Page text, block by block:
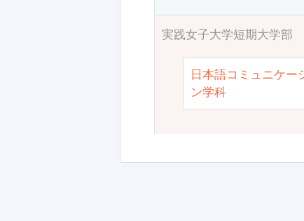
実践女子大学短期大学部
日本語コミュニケー
ン学科